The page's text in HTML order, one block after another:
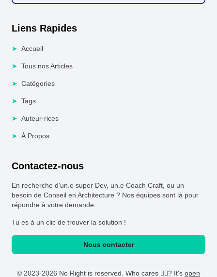
Liens Rapides
➤ Accueil
➤ Tous nos Articles
➤ Catégories
➤ Tags
➤ Auteur·rices
➤ À Propos
Contactez-nous
En recherche d'un.e super Dev, un.e Coach Craft, ou un
besoin de Conseil en Architecture ? Nos équipes sont là pour
répondre à votre demande.
Tu es à un clic de trouver la solution !
Nous contacter
© 2023-2026 No Right is reserved. Who cares 🤷‍♂️? It's open